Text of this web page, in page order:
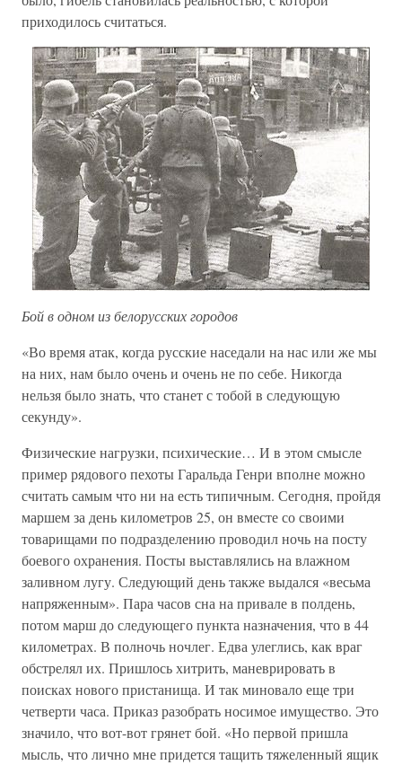
приходилось считаться.
Бой в одном из белорусских городов
«Во время атак, когда русские наседали на нас или же мы
на них, нам было очень и очень не по себе. Никогда
нельзя было знать, что станет с тобой в следующую
секунду».
Физические нагрузки, психические… И в этом смысле
пример рядового пехоты Гаральда Генри вполне можно
считать самым что ни на есть типичным. Сегодня, пройдя
маршем за день километров 25, он вместе со своими
товарищами по подразделению проводил ночь на посту
боевого охранения. Посты выставлялись на влажном
заливном лугу. Следующий день также выдался «весьма
напряженным». Пара часов сна на привале в полдень,
потом марш до следующего пункта назначения, что в 44
километрах. В полночь ночлег. Едва улеглись, как враг
обстрелял их. Пришлось хитрить, маневрировать в
поисках нового пристанища. И так миновало еще три
четверти часа. Приказ разобрать носимое имущество. Это
значило, что вот-вот грянет бой. «Но первой пришла
мысль, что лично мне придется тащить тяжеленный ящик